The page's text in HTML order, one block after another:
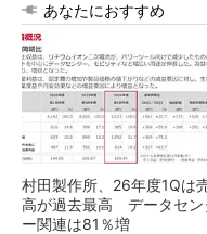
あなたにおすすめ
村田製作所、26年度1Qは
高が過去最高 データセン
ー関連は81％増